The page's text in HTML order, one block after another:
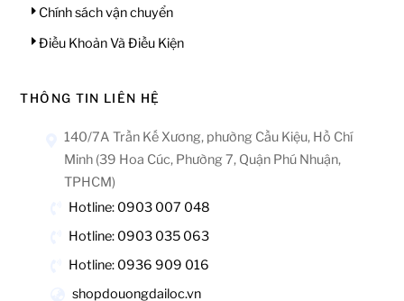
Chính sách vận chuyển
Điều Khoản Và Điều Kiện
THÔNG TIN LIÊN HỆ
140/7A Trần Kế Xương, phường Cầu Kiệu, Hồ Chí
Minh (39 Hoa Cúc, Phường 7, Quận Phú Nhuận,
TPHCM)
Hotline: 0903 007 048
Hotline: 0903 035 063
Hotline: 0936 909 016
shopdouongdailoc.vn